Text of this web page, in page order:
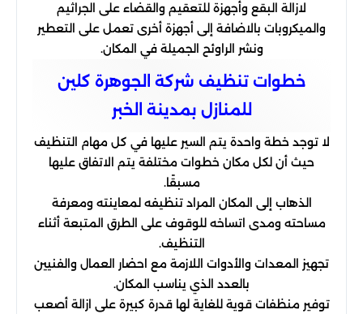
لازالة البقع وأجهزة للتعقيم والقضاء على الجراثيم
والميكروبات بالاضافة إلى أجهزة أخرى تعمل على التعطير
ونشر الراوئح الجميلة في المكان.
خطوات تنظيف شركة الجوهرة كلين
للمنازل بمدينة الخبر
لا توجد خطة واحدة يتم السير عليها في كل مهام التنظيف
حيث أن لكل مكان خطوات مختلفة يتم الاتفاق عليها
مسبقًا.
الذهاب إلى المكان المراد تنظيفه لمعاينته ومعرفة
مساحته ومدى اتساخه للوقوف على الطرق المتبعة أثناء
التنظيف.
تجهيز المعدات والأدوات اللازمة مع احضار العمال والفنيين
بالعدد الذي يناسب المكان.
توفير منظفات قوية للغاية لها قدرة كبيرة على ازالة أصعب